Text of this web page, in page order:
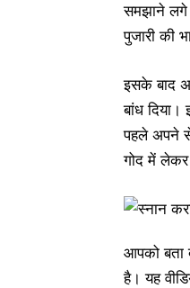
समझाने लगे
पुजारी की
इसके बाद
बांध
पहले अपने
गोद में लेकर
आपको बता
है। यह